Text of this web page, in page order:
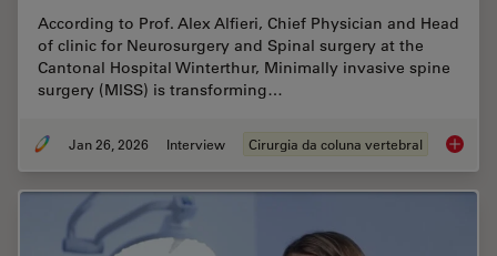
According to Prof. Alex Alfieri, Chief Physician and Head
of clinic for Neurosurgery and Spinal surgery at the
Cantonal Hospital Winterthur, Minimally invasive spine
surgery (MISS) is transforming…
Jan 26, 2026 Interview Cirurgia da coluna vertebral